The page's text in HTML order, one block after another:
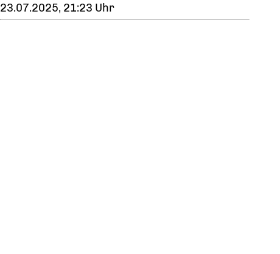
23.07.2025, 21:23 Uhr